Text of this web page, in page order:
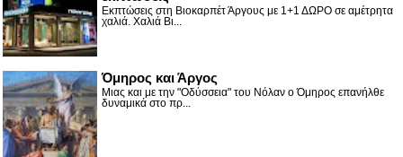
Εκπτώσεις στη Βιοκαρπέτ Άργους με 1+1 ΔΩΡΟ σε αμέτρητα
χαλιά. Χαλιά Βι...
Όμηρος και Άργος
Μιας και με την "Οδύσσεια" του Νόλαν ο Όμηρος επανήλθε
δυναμικά στο πρ...